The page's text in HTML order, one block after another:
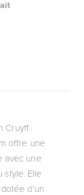
Cruyff
offre une
avec une
style. Elle
d’un